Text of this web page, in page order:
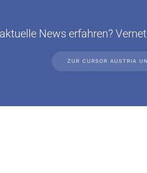
News erfahren?
ZUR CURSOR AUSTRIA